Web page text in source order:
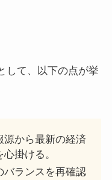
して、以下の点が挙
源から最新の経済
掛ける。​
バランスを再確認